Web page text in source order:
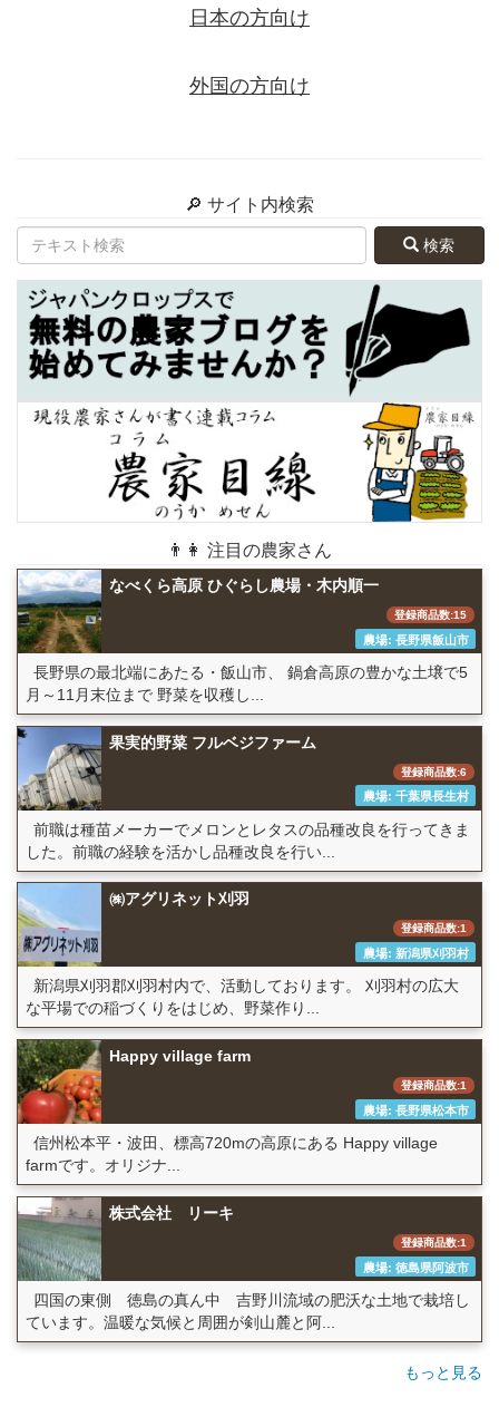
日本の方向け
外国の方向け
🔎 サイト内検索
検索
👨👩 注目の農家さん
なべくら高原 ひぐらし農場・木内順一
登録商品数:15
農場: 長野県飯山市
長野県の最北端にあたる・飯山市、 鍋倉高原の豊かな土壌で5
月～11月末位まで 野菜を収穫し...
果実的野菜 フルベジファーム
登録商品数:6
農場: 千葉県長生村
前職は種苗メーカーでメロンとレタスの品種改良を行ってきま
した。前職の経験を活かし品種改良を行い...
㈱アグリネット刈羽
登録商品数:1
農場: 新潟県刈羽村
新潟県刈羽郡刈羽村内で、活動しております。 刈羽村の広大
な平場での稲づくりをはじめ、野菜作り...
Happy village farm
登録商品数:1
農場: 長野県松本市
信州松本平・波田、標高720mの高原にある Happy village
farmです。オリジナ...
株式会社 リーキ
登録商品数:1
農場: 徳島県阿波市
四国の東側 徳島の真ん中 吉野川流域の肥沃な土地で栽培し
ています。温暖な気候と周囲が剣山麓と阿...
もっと見る